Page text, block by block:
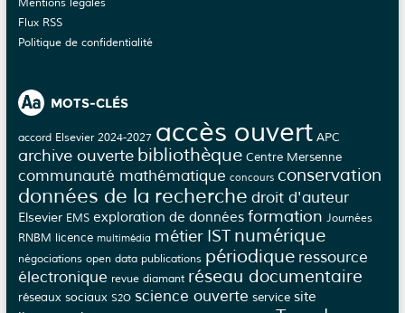
Mentions légales
Flux RSS
Politique de confidentialité
MOTS-CLÉS
accord Elsevier 2024-2027 accès ouvert APC
archive ouverte bibliothèque Centre Mersenne
communauté mathématique concours conservation
données de la recherche droit d'auteur
Elsevier EMS exploration de données formation Journées
RNBM licence multimédia métier IST numérique
négociations open data publications périodique ressource
électronique revue diamant réseau documentaire
réseaux sociaux S2O science ouverte service site